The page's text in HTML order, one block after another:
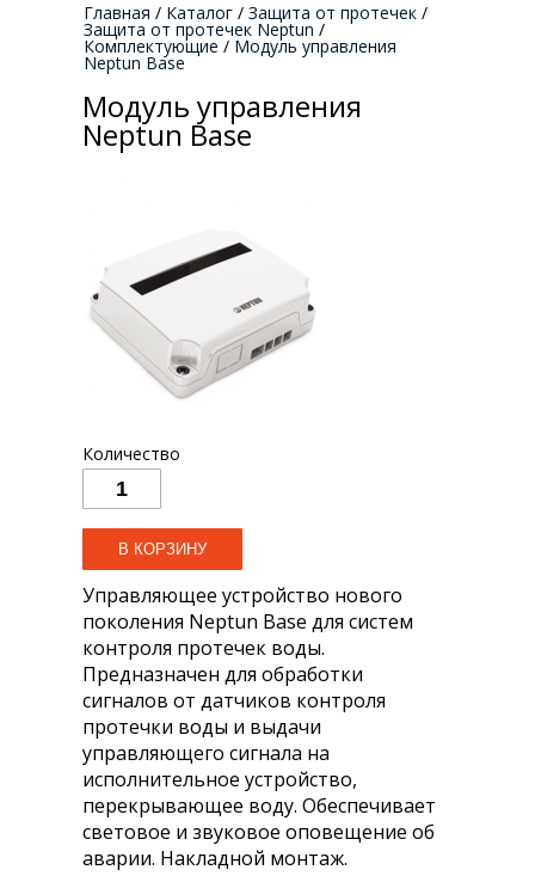
Главная / Каталог / Защита от протечек /
Защита от протечек Neptun /
Комплектующие / Модуль управления
Neptun Base
Модуль управления
Neptun Base
Количество
Управляющее устройство нового
поколения Neptun Base для систем
контроля протечек воды.
Предназначен для обработки
сигналов от датчиков контроля
протечки воды и выдачи
управляющего сигнала на
исполнительное устройство,
перекрывающее воду. Обеспечивает
световое и звуковое оповещение об
аварии. Накладной монтаж.